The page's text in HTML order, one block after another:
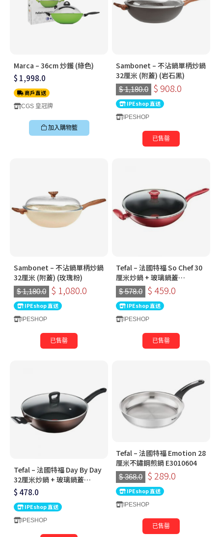
Marca – 36cm 炒鑊 (綠色)
$ 1,998.0
商戶直送
CGS 皇冠牌
加入購物籃
Sambonet – 不沾鍋單柄炒鍋
32厘米 (附蓋) (岩石黑)
$ 1,180.0 $ 908.0
IPEshop 直送
IPESHOP
已售罄
Sambonet – 不沾鍋單柄炒鍋
32厘米 (附蓋) (玫瑰粉)
$ 1,180.0 $ 1,080.0
IPEshop 直送
IPESHOP
已售罄
Tefal – 法國特福 So Chef 30
厘米炒鍋 + 玻璃鍋蓋
G1359495
$ 578.0 $ 459.0
IPEshop 直送
IPESHOP
已售罄
Tefal – 法國特福 Day By Day
32厘米炒鍋 + 玻璃鍋蓋
G1439895
$ 478.0
IPEshop 直送
IPESHOP
Tefal – 法國特福 Emotion 28
厘米不鏽鋼煎鍋 E3010604
$ 368.0 $ 289.0
IPEshop 直送
IPESHOP
已售罄